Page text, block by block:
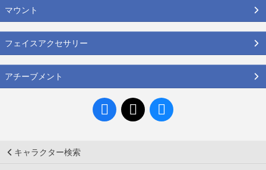
マウント
フェイスアクセサリー
アチーブメント
キャラクター検索